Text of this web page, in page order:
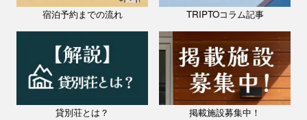
宿泊予約までの流れ TRIPTOコラム記事
貸別荘とは？ 掲載施設募集中！